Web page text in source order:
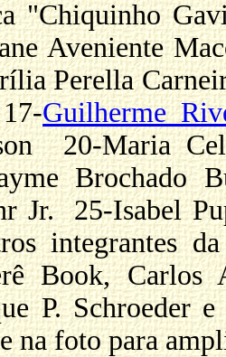
"Chiquinho
Aveniente
Perella
Guilherme
20-Maria
Brochado
Jr. 25-Isabel
integrantes
Book, Carlos
P.
foto para